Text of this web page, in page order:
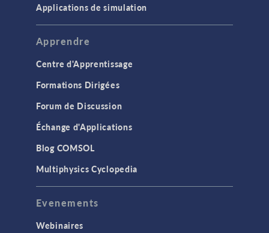
Applications de simulation
Apprendre
Centre d'Apprentissage
Formations Dirigées
Forum de Discussion
Échange d'Applications
Blog COMSOL
Multiphysics Cyclopedia
Evenements
Webinaires